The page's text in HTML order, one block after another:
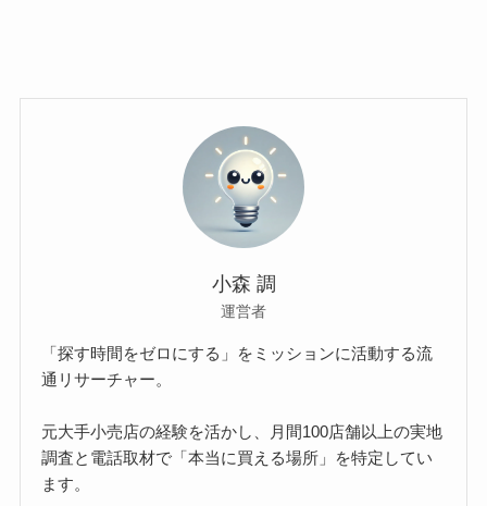
小森 調
運営者
「探す時間をゼロにする」をミッションに活動する流
通リサーチャー。
元大手小売店の経験を活かし、月間100店舗以上の実地
調査と電話取材で「本当に買える場所」を特定してい
ます。